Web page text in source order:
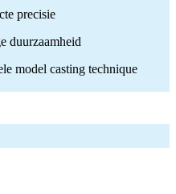
precisie
duurzaamheid
model casting technique